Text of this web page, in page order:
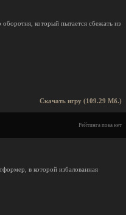
который пытается сбежать из
Скачать игру (109.29 Мб.)
Рейтинга пока нет
в которой избалованная